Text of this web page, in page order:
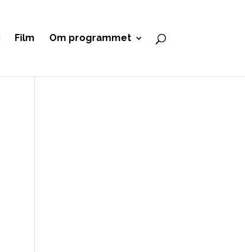
Film Om programmet